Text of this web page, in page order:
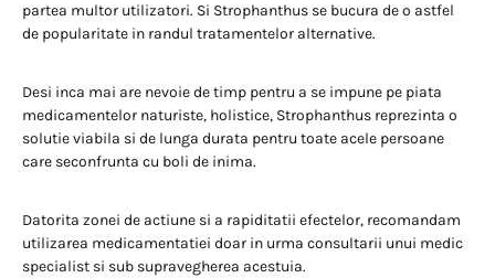
partea multor utilizatori. Si Strophanthus se bucura de o astfel
de popularitate in randul tratamentelor alternative.
Desi inca mai are nevoie de timp pentru a se impune pe piata
medicamentelor naturiste, holistice, Strophanthus reprezinta o
solutie viabila si de lunga durata pentru toate acele persoane
care seconfrunta cu boli de inima.
Datorita zonei de actiune si a rapiditatii efectelor, recomandam
utilizarea medicamentatiei doar in urma consultarii unui medic
specialist si sub supravegherea acestuia.